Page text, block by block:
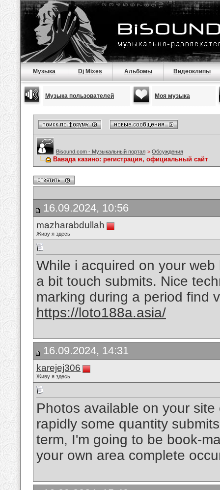
Музыка Dj Mixes Альбомы Видеоклипы
Музыка пользователей Моя музыка
Bisound.com - Музыкальный портал > Обсуждения
Вавада казино: регистрация, официальный сайт
16.09.2024, 10:56
mazharabdullah
Живу я здесь
While i acquired on your
a bit touch submits. Nice
marking during a period find
https://loto188a.asia/
16.09.2024, 14:31
karejej306
Живу я здесь
Photos available on your
rapidly some quantity
term, I'm going to be book-
your own area complete